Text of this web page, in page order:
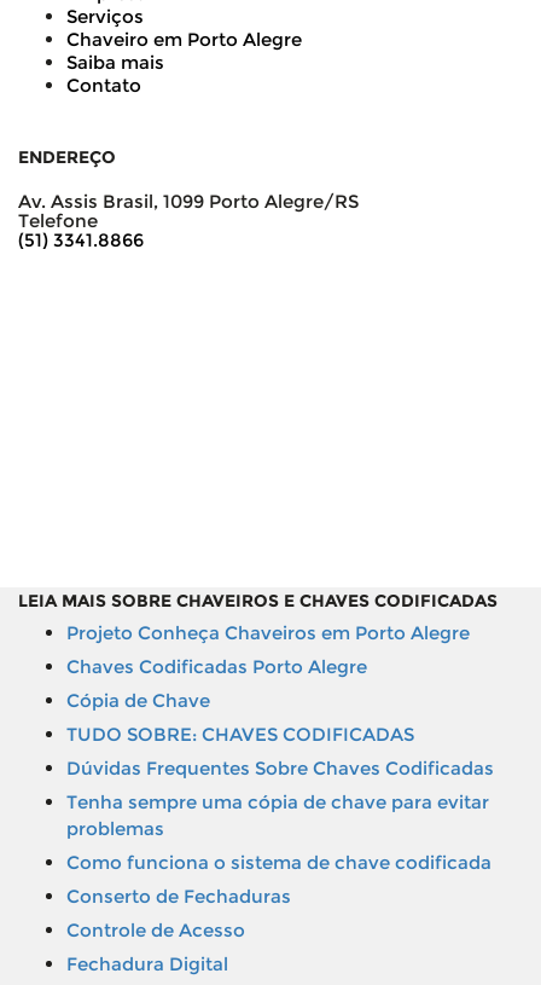
Serviços
Chaveiro em Porto Alegre
Saiba mais
Contato
ENDEREÇO
Av. Assis Brasil, 1099 Porto Alegre/RS
Telefone
(51) 3341.8866
LEIA MAIS SOBRE CHAVEIROS E CHAVES CODIFICADAS
Projeto Conheça Chaveiros em Porto Alegre
Chaves Codificadas Porto Alegre
Cópia de Chave
TUDO SOBRE: CHAVES CODIFICADAS
Dúvidas Frequentes Sobre Chaves Codificadas
Tenha sempre uma cópia de chave para evitar
problemas
Como funciona o sistema de chave codificada
Conserto de Fechaduras
Controle de Acesso
Fechadura Digital